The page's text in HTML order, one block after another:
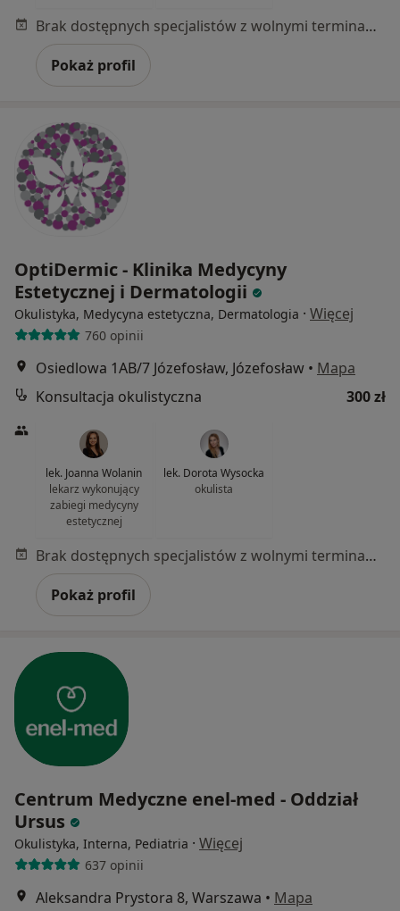
Brak dostępnych specjalistów z wolnymi terminami w tym centrum medycznym.
Pokaż profil
OptiDermic - Klinika Medycyny
Estetycznej i Dermatologii
Okulistyka, Medycyna estetyczna, Dermatologia · Więcej
760 opinii
Osiedlowa 1AB/7 Józefosław, Józefosław • Mapa
Konsultacja okulistyczna
300 zł
lek. Joanna Wolanin
lekarz wykonujący
zabiegi medycyny
estetycznej
lek. Dorota Wysocka
okulista
Brak dostępnych specjalistów z wolnymi terminami w tym centrum medycznym.
Pokaż profil
Centrum Medyczne enel-med - Oddział
Ursus
Okulistyka, Interna, Pediatria · Więcej
637 opinii
Aleksandra Prystora 8, Warszawa • Mapa